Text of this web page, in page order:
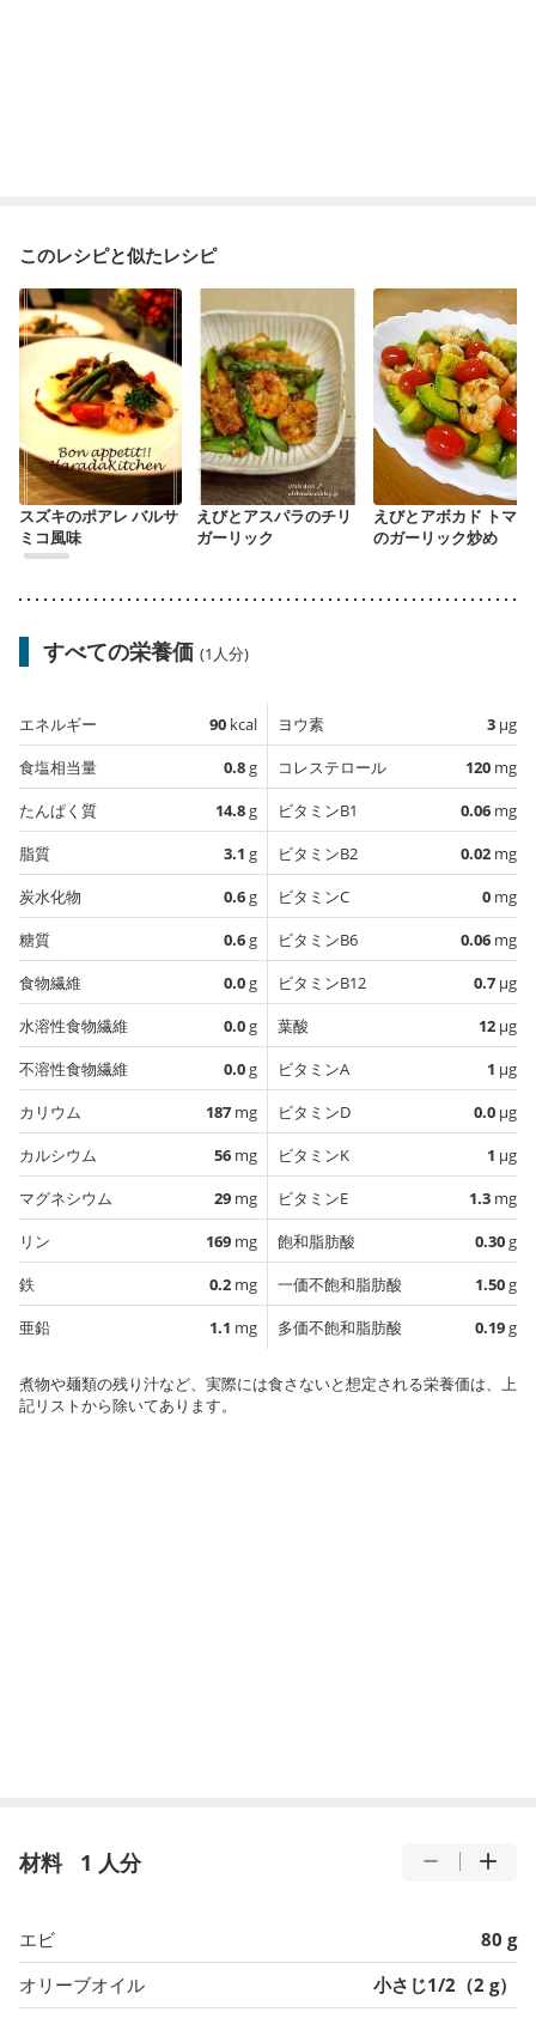
このレシピと似たレシピ
スズキのポアレ バルサ
ミコ風味
えびとアスパラのチリ
ガーリック
えびとアボカド トマト
のガーリック炒め
すべての栄養価 (1人分)
エネルギー 90 kcal
食塩相当量
0.8g
たんぱく質
14.8g
脂質
3.1 g
炭水化物
0.6g
糖質
0.6g
食物繊維
0.0g
水溶性食物繊維
0.0g
不溶性食物繊維
0.0g
カリウム
187 mg
カルシウム
56 mg
マグネシウム
29 mg
リン
169 mg
鉄
0.2 mg
亜鉛
1.1 mg
ヨウ素 3 µg
コレステロール
120 mg
ビタミンB1
0.06 mg
ビタミンB2
0.02 mg
ビタミンC
0 mg
ビタミンB6
0.06 mg
ビタミンB12
0.7 µg
葉酸
12 µg
ビタミンA
1 µg
ビタミンD
0.0 µg
ビタミンK
1 µg
ビタミンE
1.3 mg
飽和脂肪酸
0.30g
一価不飽和脂肪酸
1.50g
多価不飽和脂肪酸
0.19g
煮物や麺類の残り汁など、実際には食さないと想定される栄養価は、上
記リストから除いてあります。
材料 1 人分
エビ
80 g
オリーブオイル
小さじ1/2（2 g）